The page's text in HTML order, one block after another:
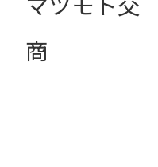
商品名称